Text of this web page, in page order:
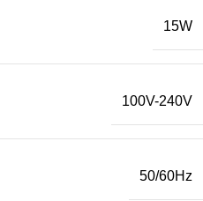
15W
100V-240V
50/60Hz